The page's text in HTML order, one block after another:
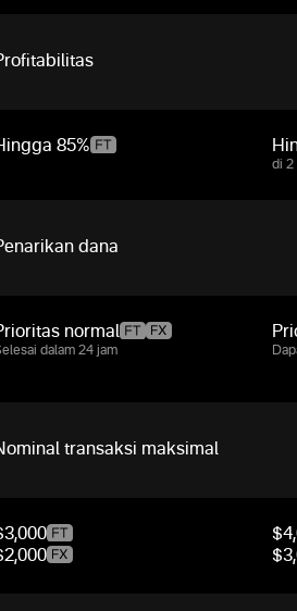
85%
di 2
dana
normal
dalam 24 jam
transaksi maksimal